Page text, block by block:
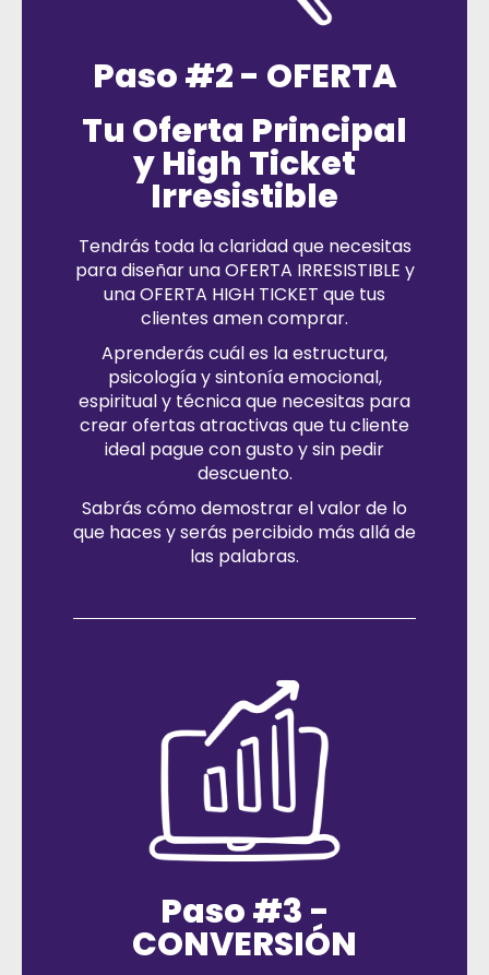
Paso #2 - OFERTA
Tu Oferta Principal
y High Ticket
Irresistible
Tendrás toda la claridad que necesitas
para diseñar una OFERTA IRRESISTIBLE y
una OFERTA HIGH TICKET que tus
clientes amen comprar.
Aprenderás cuál es la estructura,
psicología y sintonía emocional,
espiritual y técnica que necesitas para
crear ofertas atractivas que tu cliente
ideal pague con gusto y sin pedir
descuento.
Sabrás cómo demostrar el valor de lo
que haces y serás percibido más allá de
las palabras.
Paso #3 -
CONVERSIÓN